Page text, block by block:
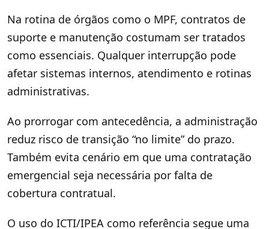
Na rotina de órgãos como o MPF, contratos de
suporte e manutenção costumam ser tratados
como essenciais. Qualquer interrupção pode
afetar sistemas internos, atendimento e rotinas
administrativas.
Ao prorrogar com antecedência, a administração
reduz risco de transição “no limite” do prazo.
Também evita cenário em que uma contratação
emergencial seja necessária por falta de
cobertura contratual.
O uso do ICTI/IPEA como referência segue uma